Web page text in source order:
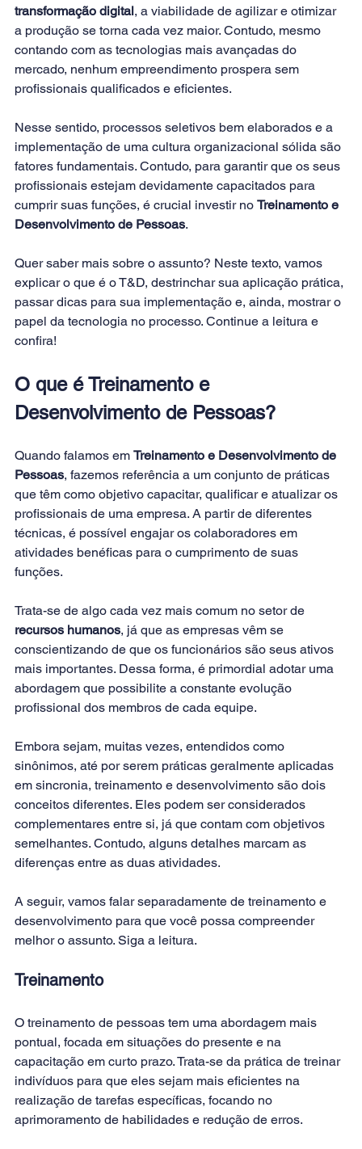
transformação digital, a viabilidade de agilizar e otimizar
a produção se torna cada vez maior. Contudo, mesmo
contando com as tecnologias mais avançadas do
mercado, nenhum empreendimento prospera sem
profissionais qualificados e eficientes.
Nesse sentido, processos seletivos bem elaborados e a
implementação de uma cultura organizacional sólida são
fatores fundamentais. Contudo, para garantir que os seus
profissionais estejam devidamente capacitados para
cumprir suas funções, é crucial investir no Treinamento e
Desenvolvimento de Pessoas.
Quer saber mais sobre o assunto? Neste texto, vamos
explicar o que é o T&D, destrinchar sua aplicação prática,
passar dicas para sua implementação e, ainda, mostrar o
papel da tecnologia no processo. Continue a leitura e
confira!
O que é Treinamento e
Desenvolvimento de Pessoas?
Quando falamos em Treinamento e Desenvolvimento de
Pessoas, fazemos referência a um conjunto de práticas
que têm como objetivo capacitar, qualificar e atualizar os
profissionais de uma empresa. A partir de diferentes
técnicas, é possível engajar os colaboradores em
atividades benéficas para o cumprimento de suas
funções.
Trata-se de algo cada vez mais comum no setor de
recursos humanos, já que as empresas vêm se
conscientizando de que os funcionários são seus ativos
mais importantes. Dessa forma, é primordial adotar uma
abordagem que possibilite a constante evolução
profissional dos membros de cada equipe.
Embora sejam, muitas vezes, entendidos como
sinônimos, até por serem práticas geralmente aplicadas
em sincronia, treinamento e desenvolvimento são dois
conceitos diferentes. Eles podem ser considerados
complementares entre si, já que contam com objetivos
semelhantes. Contudo, alguns detalhes marcam as
diferenças entre as duas atividades.
A seguir, vamos falar separadamente de treinamento e
desenvolvimento para que você possa compreender
melhor o assunto. Siga a leitura.
Treinamento
O treinamento de pessoas tem uma abordagem mais
pontual, focada em situações do presente e na
capacitação em curto prazo. Trata-se da prática de treinar
indivíduos para que eles sejam mais eficientes na
realização de tarefas específicas, focando no
aprimoramento de habilidades e redução de erros.